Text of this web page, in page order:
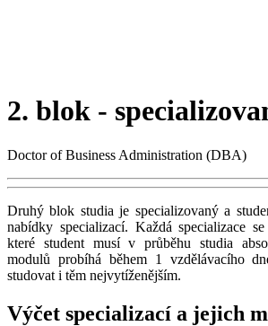
2. blok -
Doctor of Business Administration (DBA)
Druhý blok studia je specializovaný a
nabídky specializací. Každá specializace
které student musí v průběhu studia
modulů probíhá během 1 vzdělávacího
studovat i těm nejvytíženějším.
Výčet specializací a jejich